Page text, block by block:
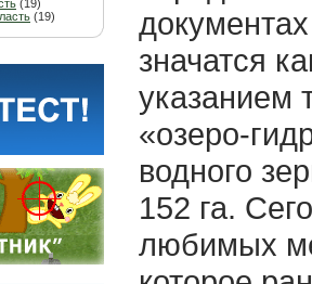
(19)
(19)
значатся
указанием
«озеро-
водного
152 га.
любимых